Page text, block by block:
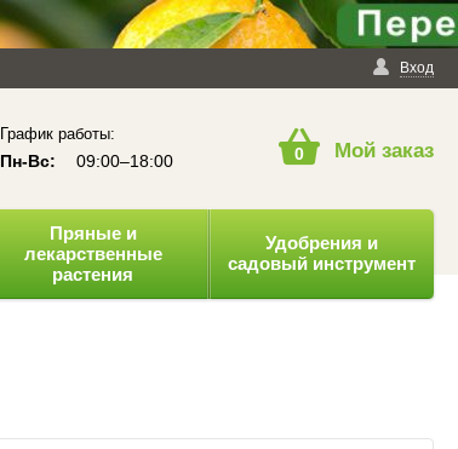
Вход
График работы:
Пн-Вс: 09:00–18:00 0 Мой заказ
Пряные и
лекарственные
растения
Удобрения и
садовый инструмент